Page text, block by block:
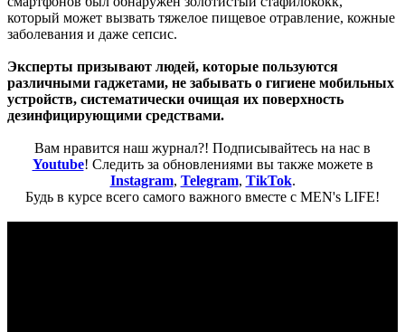
который может вызвать тяжелое пищевое отравление, кожные
заболевания и даже сепсис.
Эксперты призывают людей, которые пользуются
различными гаджетами, не забывать о гигиене мобильных
устройств, систематически очищая их поверхность
дезинфицирующими средствами.
Вам нравится наш журнал?! Подписывайтесь на нас в
Youtube! Следить за обновлениями вы также можете в
Instagram, Telegram, TikTok.
Будь в курсе всего самого важного вместе с MEN's LIFE!